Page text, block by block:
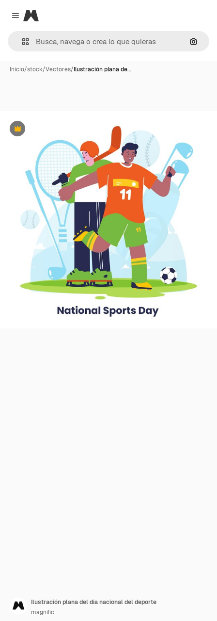
Close menu
Magnific
Inicio/stock/Vectores/Ilustración plana de…
Premium
Ilustración plana del día nacional del deporte
magnific